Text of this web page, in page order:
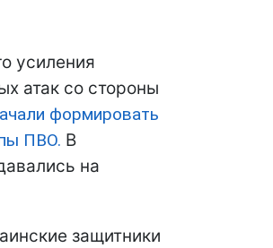
усиления
атак со стороны
формировать
ПВО. В
на
защитники